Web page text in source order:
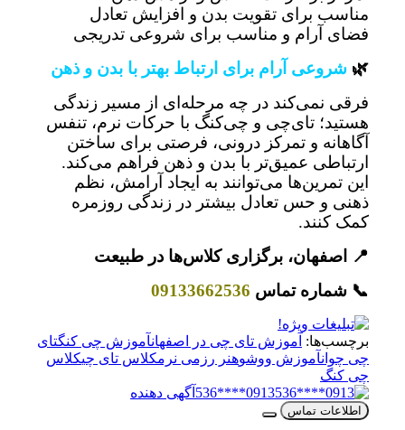
مناسب برای تقویت بدن و افزایش تعادل
فضای آرام و مناسب برای شروعی تدریجی
شروعی آرام برای ارتباط بهتر با بدن و ذهن
فرقی نمی‌کند در چه مرحله‌ای از مسیر زندگی
هستید؛ تای‌چی و چی‌کنگ با حرکات نرم، تنفس
آگاهانه و تمرکز درونی، فرصتی برای ساختن
ارتباطی عمیق‌تر با بدن و ذهن فراهم می‌کند.
این تمرین‌ها می‌توانند به ایجاد آرامش، نظم
ذهنی و حس تعادل بیشتر در زندگی روزمره
کمک کنند.
📍 اصفهان، برگزاری کلاس‌ها در طبیعت
📞 شماره تماس09133662536
برچسب‌ها:آموزش تای چی در اصفهانآموزش چی کنگتای
چی چوان آموزش ووشوهنر رزمی نرمکلاس تای چیکلاس
چی کنگ
0913****536
آگهی دهنده
اطلاعات تماس